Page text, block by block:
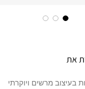
את
בעיצוב מרשים ויוקרתי